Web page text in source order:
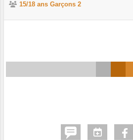
15/18 ans Garçons 2